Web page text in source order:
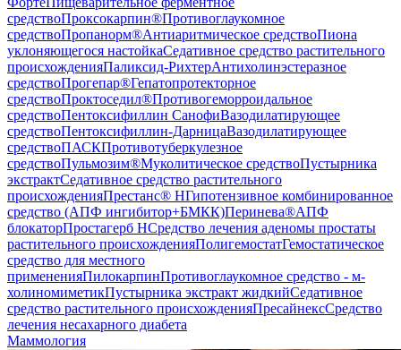
средствоПроксокарпин®Противоглаукомное
средствоПропанорм®Антиаритмическое средствоПиона
уклоняющегося настойкаСедативное средство растительного
происхожденияПаликсид-РихтерАнтихолинэстеразное
средствоПрогепар®Гепатопротекторное
средствоПроктоседил®Противогеморроидальное
средствоПентоксифиллин СанофиВазодилатирующее
средствоПентоксифиллин-ДарницаВазодилатирующее
средствоПАСКПротивотуберкулезное
средствоПульмозим®Муколитическое средствоПустырника
экстрактСедативное средство растительного
происхожденияПрестанс® НГипотензивное комбинированное
средство (АПФ ингибитор+БМКК)Перинева®АПФ
блокаторПростагерб НСредство лечения аденомы простаты
растительного происхожденияПолигемостатГемостатическое
средство для местного
примененияПилокарпинПротивоглаукомное средство - м-
холиномиметикПустырника экстракт жидкийСедативное
средство растительного происхожденияПресайнексСредство
лечения несахарного диабета
Маммология